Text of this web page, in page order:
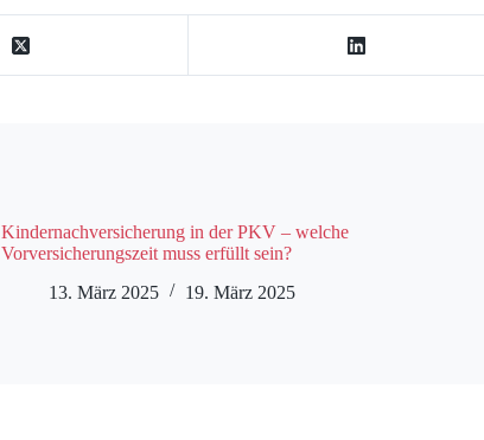
Kindernachversicherung in der PKV – welche
Vorversicherungszeit muss erfüllt sein?
13. März 2025
19. März 2025